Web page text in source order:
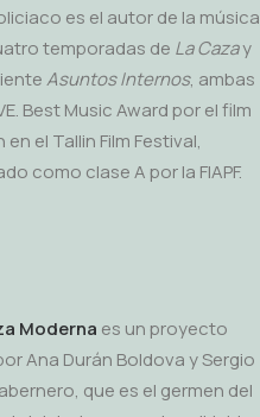
es el autor de la música
temporadas de La Cazay
Asuntos Internos, ambas
Best Music Award por el film
en el Tallin Film Festival,
como clase A por la FIAPF.
Moderna es un proyecto
Ana Durán Boldova y Sergio
que es el germen del